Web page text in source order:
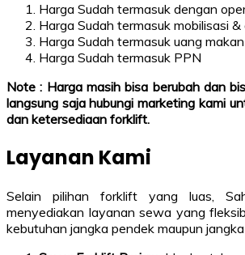
Harga Sudah termasuk dengan
Harga Sudah termasuk mobilisasi &
Harga Sudah termasuk uang
Harga Sudah termasuk PPN
Note : Harga masih bisa berubah dan
langsung saja hubungi marketing kami
dan ketersediaan forklift.
Layanan Kami
Selain pilihan forklift yang luas,
menyediakan layanan sewa yang
kebutuhan jangka pendek maupun